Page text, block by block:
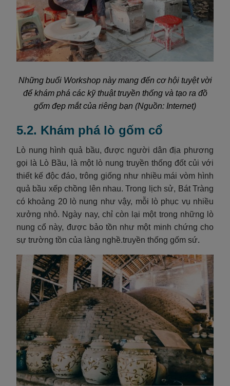
Những buổi Workshop này mang đến cơ hội tuyệt vời
để khám phá các kỹ thuật truyền thống và tạo ra đồ
gốm đẹp mắt của riêng bạn (Nguồn: Internet)
5.2. Khám phá lò gốm cổ
Lò nung hình quả bầu, được người dân địa phương
gọi là Lò Bầu, là một lò nung truyền thống đốt củi với
thiết kế độc đáo, trông giống như nhiều mái vòm hình
quả bầu xếp chồng lên nhau. Trong lịch sử, Bát Tràng
có khoảng 20 lò nung như vậy, mỗi lò phục vụ nhiều
xưởng nhỏ. Ngày nay, chỉ còn lại một trong những lò
nung cổ này, được bảo tồn như một minh chứng cho
sự trường tồn của làng nghề.truyền thống gốm sứ.